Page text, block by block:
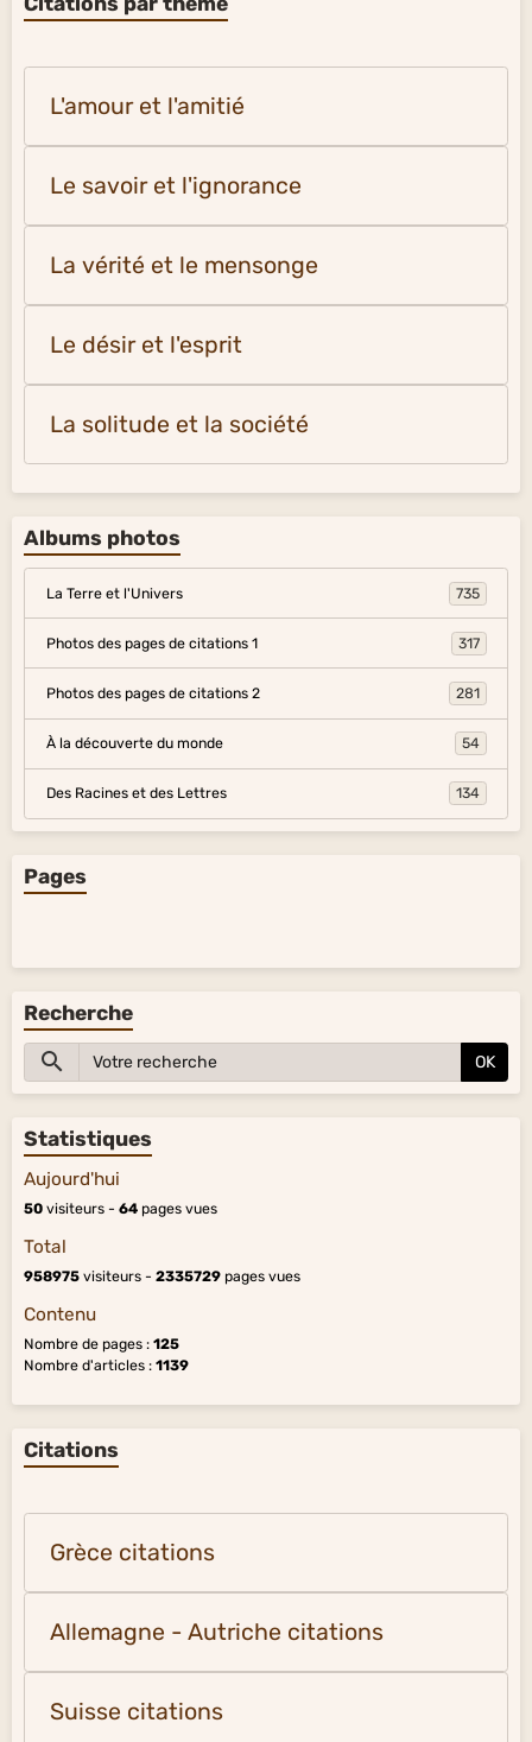
L'amour et l'amitié
Le savoir et l'ignorance
La vérité et le mensonge
Le désir et l'esprit
La solitude et la société
Albums photos
La Terre et l'Univers 735
Photos des pages de citations 1 317
Photos des pages de citations 2 281
À la découverte du monde 54
Des Racines et des Lettres 134
Pages
Recherche
OK
Statistiques
Aujourd'hui
50 visiteurs - 64 pages vues
Total
958975 visiteurs - 2335729 pages vues
Contenu
Nombre de pages : 125
Nombre d'articles : 1139
Citations
Grèce citations
Allemagne - Autriche citations
Suisse citations